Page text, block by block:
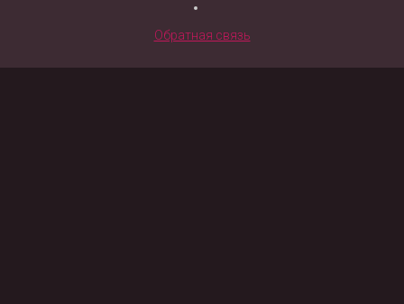
Обратная связь